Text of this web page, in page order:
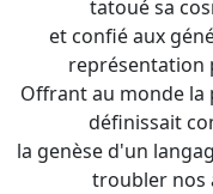
tatoué sa
et confié aux
représentation
Offrant au monde la
définissait
la genèse d'un
troubler nos